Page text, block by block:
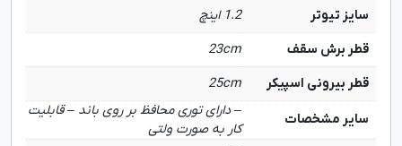
سایز تیوتر
1.2 اینچ
قطر برش سقف
23cm
قطر بیرونی اسپیکر
25cm
سایر مشخصات
– دارای توری محافظ بر روی باند – قابلیت
کار به صورت ولتی